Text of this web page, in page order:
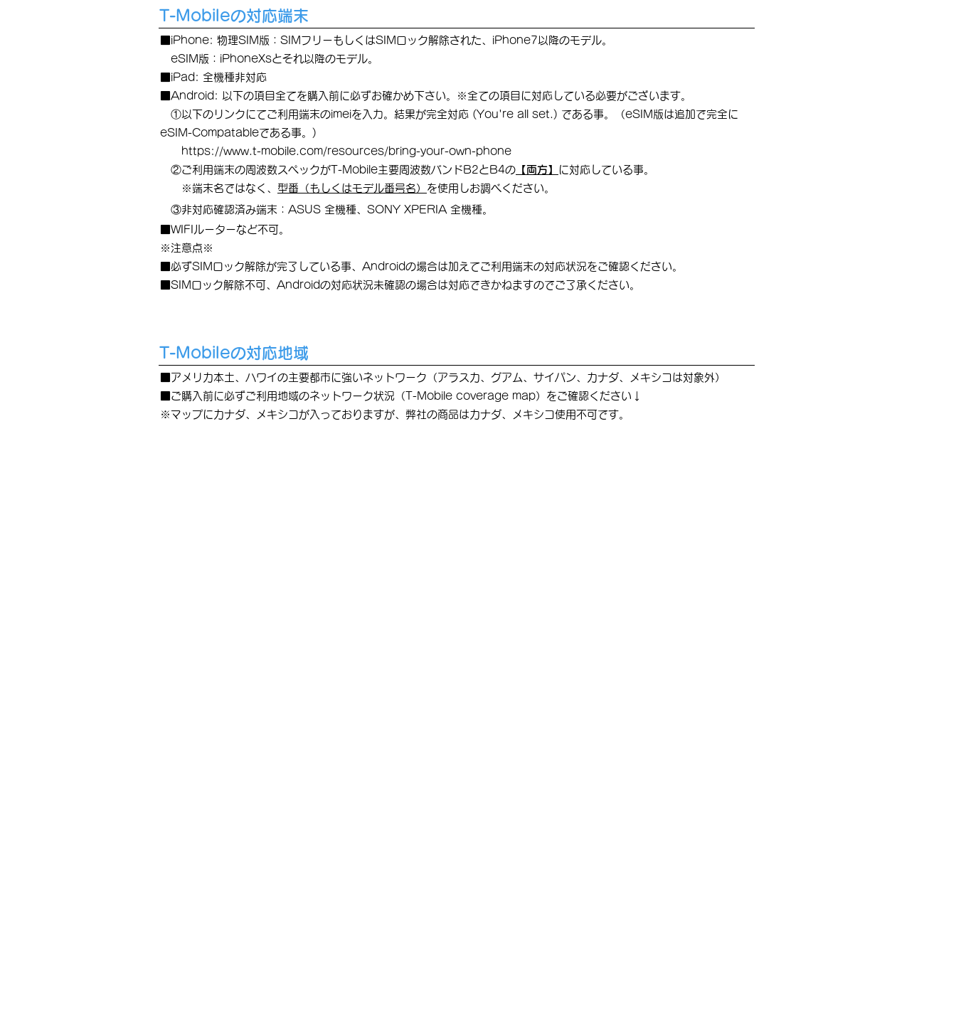
T-Mobileの対応端末
■iPhone: 物理SIM版：SIMフリーもしくはSIMロック解除された、iPhone7以降のモデル。
eSIM版：iPhoneXsとそれ以降のモデル。
■iPad: 全機種非対応
■Android: 以下の項目全てを購入前に必ずお確かめ下さい。※全ての項目に対応している必要がございます。
①以下のリンクにてご利用端末のimeiを入力。 結果が完全対応 (You're all set.) である事。（eSIM版は追加で完全に
eSIM-Compatableである事。)
https://www.t-mobile.com/resources/bring-your-own-phone
②ご利用端末の周波数スペックがT-Mobile主要周波数バンドB2とB4の 【両方】
に対応している事。
​ ※端末名ではなく、 型番（もしくはモデル番号名） を使用しお調べください。
​ ③非対応確認済み端末：ASUS 全機種、SONY XPERIA 全機種。
■WIFIルーターなど不可。
※注意点※
■必ずSIMロック解除が完了している事、Androidの場合は加えてご利用端末の対応状況をご確認ください。
■SIMロック解除不可、Androidの対応状況未確認の場合は対応できかねますのでご了承ください。
T-Mobileの対応地域
■アメリカ本土、ハワイの主要都市に強いネットワーク（アラスカ、グアム、サイパン、カナダ、メキシコは対象外）
■ご購入前に必ずご利用地域のネットワーク状況（T-Mobile coverage map）をご確認ください↓
​※マップにカナダ、メキシコが入っておりますが、弊社の商品はカナダ、メキシコ使用不可です。